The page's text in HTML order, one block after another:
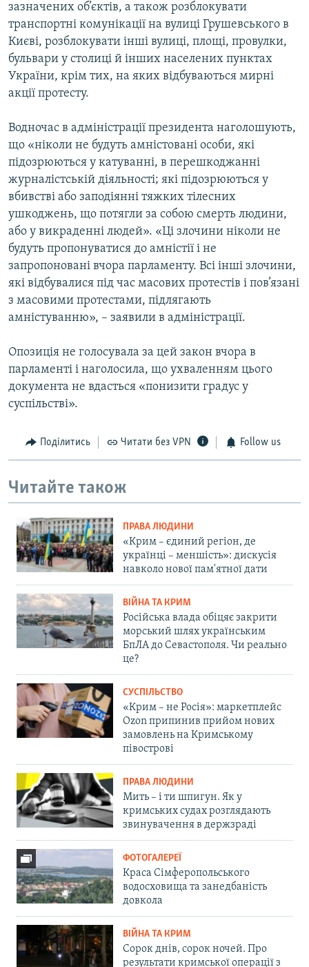
зазначених об’єктів, а також розблокувати
транспортні комунікації на вулиці Грушевського в
Києві, розблокувати інші вулиці, площі, провулки,
бульвари у столиці й інших населених пунктах
України, крім тих, на яких відбуваються мирні
акції протесту.
Водночас в адміністрації президента наголошують,
що «ніколи не будуть амністовані особи, які
підозрюються у катуванні, в перешкоджанні
журналістській діяльності; які підозрюються у
вбивстві або заподіянні тяжких тілесних
ушкоджень, що потягли за собою смерть людини,
або у викраденні людей». «Ці злочини ніколи не
будуть пропонуватися до амністії і не
запропоновані вчора парламенту. Всі інші злочини,
які відбувалися під час масових протестів і пов’язані
з масовими протестами, підлягають
амністуванню», – заявили в адміністрації.
Опозиція не голосувала за цей закон вчора в
парламенті і наголосила, що ухваленням цього
документа не вдасться «понизити градус у
суспільстві».
Поділитись Читати без VPN Follow us
Читайте також
ПРАВА ЛЮДИНИ
«Крим – єдиний регіон, де
українці – меншість»: дискусія
навколо нової пам'ятної дати
ВІЙНА ТА КРИМ
Російська влада обіцяє закрити
морський шлях українським
БпЛА до Севастополя. Чи реально
це?
СУСПІЛЬСТВО
«Крим – не Росія»: маркетплейс
Ozon припинив прийом нових
замовлень на Кримському
півострові
ПРАВА ЛЮДИНИ
Мить – і ти шпигун. Як у
кримських судах розглядають
звинувачення в держзраді
ФОТОГАЛЕРЕЇ
Краса Сімферопольського
водосховища та занедбаність
довкола
ВІЙНА ТА КРИМ
Сорок днів, сорок ночей. Про
результати кримської операції з